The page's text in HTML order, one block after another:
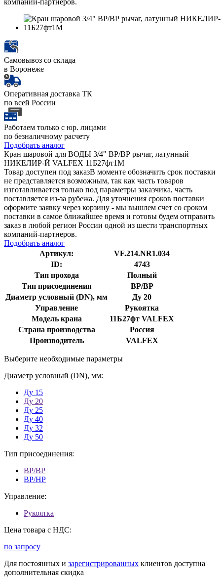
компаний-партнеров.
Самовывоз со склада
в Воронеже
Оперативная доставка ТК
по всей России
Работаем только с юр. лицами
по безналичному расчету
Подобрать аналог
Кран шаровой для ВОДЫ 3/4" ВР/ВР рычаг, латунный
НИКЕЛИР-Й VALFEX 11Б27фт1М
Товар доступен под заказВ моменте обозначить срок поставки
не представляется возможным, так как часть товаров
изготавливается только под параметры заказчика, часть
поставляется из-за рубежа. Для уточнения сроков поставки
оформите заявку через корзину - мы вышлем счет со сроком
поставки в самое ближайшее время и готовы будем отправить
заказ в любой регион России одной из шести транспортных
компаний-партнеров.
Подобрать аналог
Артикул:
VF.214.NR1.034
ID:
4743
Тип прохода
Полный
Тип присоединения
ВР/ВР
Диаметр условный (DN), мм
Ду 20
Управление
Рукоятка
Модель крана
11Б27фт VALFEX
Страна производства
Россия
Производитель
VALFEX
Выберите необходимые параметры
Диаметр условный (DN), мм:
Ду 15
Ду 20
Ду 25
Ду 40
Ду 32
Ду 50
Тип присоединения:
ВР/ВР
ВР/НР
Управление:
Рукоятка
Цена товара с НДС:
по запросу
Для постоянных и зарегистрированных клиентов доступна
дополнительная скидка